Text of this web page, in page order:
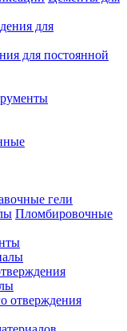
для постоянной
гели
Пломбировочные
отверждения